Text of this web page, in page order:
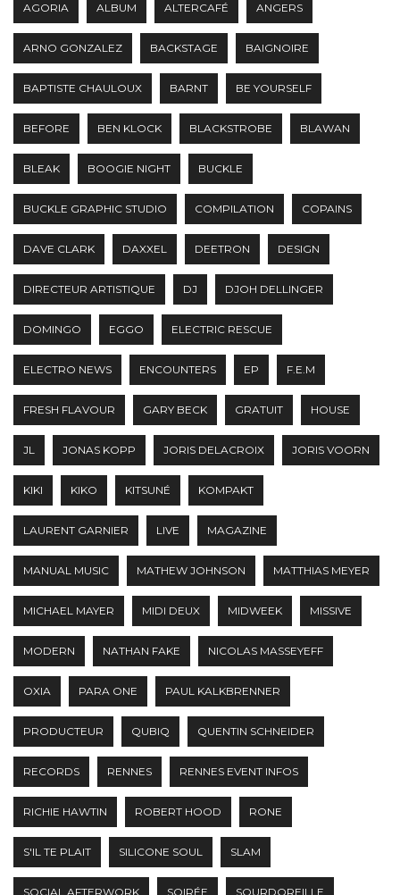
AGORIA ALBUM ALTERCAFÉ ANGERS
ARNO GONZALEZ BACKSTAGE BAIGNOIRE
BAPTISTE CHAULOUX BARNT BE YOURSELF
BEFORE BEN KLOCK BLACKSTROBE BLAWAN
BLEAK BOOGIE NIGHT BUCKLE
BUCKLE GRAPHIC STUDIO COMPILATION COPAINS
DAVE CLARK DAXXEL DEETRON DESIGN
DIRECTEUR ARTISTIQUE DJ DJOH DELLINGER
DOMINGO EGGO ELECTRIC RESCUE
ELECTRO NEWS ENCOUNTERS EP F.E.M
FRESH FLAVOUR GARY BECK GRATUIT HOUSE
JL JONAS KOPP JORIS DELACROIX JORIS VOORN
KIKI KIKO KITSUNÉ KOMPAKT
LAURENT GARNIER LIVE MAGAZINE
MANUAL MUSIC MATHEW JOHNSON MATTHIAS MEYER
MICHAEL MAYER MIDI DEUX MIDWEEK MISSIVE
MODERN NATHAN FAKE NICOLAS MASSEYEFF
OXIA PARA ONE PAUL KALKBRENNER
PRODUCTEUR QUBIQ QUENTIN SCHNEIDER
RECORDS RENNES RENNES EVENT INFOS
RICHIE HAWTIN ROBERT HOOD RONE
S'IL TE PLAIT SILICONE SOUL SLAM
SOCIAL AFTERWORK SOIRÉE SOURDOREILLE